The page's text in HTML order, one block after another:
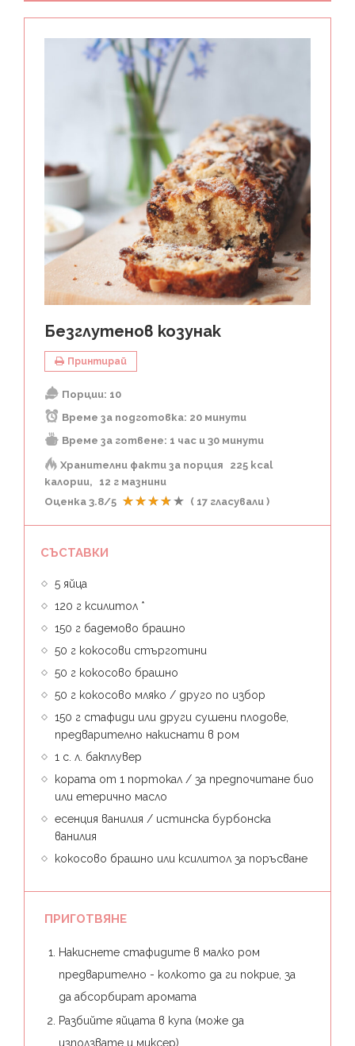
Безглутенов козунак
Принтирай
Порции: 10
Време за подготовка: 20 минути
Време за готвене: 1 час и 30 минути
Хранителни факти за порция
225 kcal
калории
12 г мазнини
Оценка 3.8/5 ( 17 гласували )
СЪСТАВКИ
5 яйца
120 г ксилитол *
150 г бадемово брашно
50 г кокосови стърготини
50 г кокосово брашно
50 г кокосово мляко / друго по избор
150 г стафиди или други сушени плодове,
предварително накиснати в ром
1 с. л. бакплувер
кората от 1 портокал / за предпочитане био
или етерично масло
есенция ванилия / истинска бурбонска
ванилия
кокосово брашно или ксилитол за поръсване
ПРИГОТВЯНЕ
Накиснете стафидите в малко ром
предварително - колкото да ги покрие, за
да абсорбират аромата
Разбийте яйцата в купа (може да
използвате и миксер)